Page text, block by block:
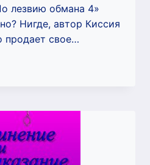
лезвию обмана 4»
Нигде, автор Киссия
продает свое…